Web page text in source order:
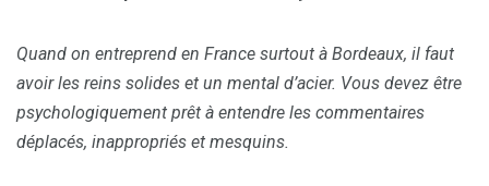
Quand on entreprend en France surtout à Bordeaux, il faut
avoir les reins solides et un mental d’acier. Vous devez être
psychologiquement prêt à entendre les commentaires
déplacés, inappropriés et mesquins.